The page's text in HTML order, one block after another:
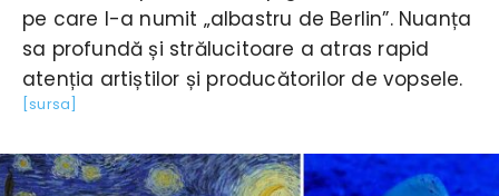
pe care l-a numit „albastru de Berlin”. Nuanța
sa profundă și strălucitoare a atras rapid
atenția artiștilor și producătorilor de vopsele.
[sursa]